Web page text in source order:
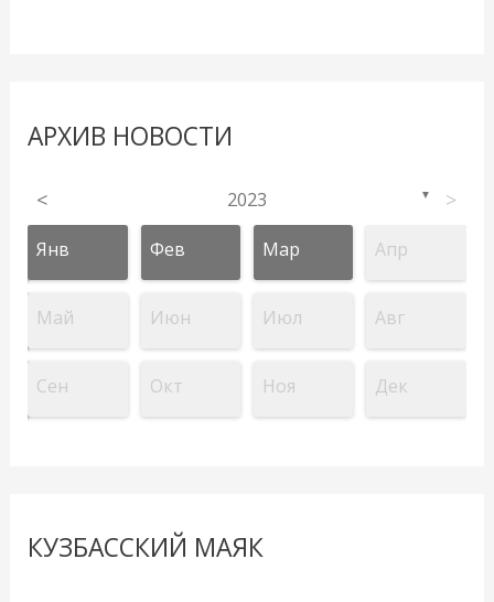
АРХИВ НОВОСТИ
< 2023 ▼ >
Янв Фев Мар Апр
Май Июн Июл Авг
Сен Окт Ноя Дек
КУЗБАССКИЙ МАЯК